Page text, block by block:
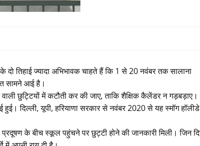
तिहाई ज्यादा अभिभावक चाहते हैं कि 1 से 20 नवंबर तक सालाना
सामने आई है।
वाली छुट्टियों में कटौती कर की जाए, ताकि शैक्षिक कैलेंडर न गड़बड़ाए।
दिल्ली, यूपी, हरियाणा सरकार से नवंबर 2020 से यह स्मॉग
के बीच स्कूल पहुंचने पर छुट्टी होने की जानकारी मिली। जिन